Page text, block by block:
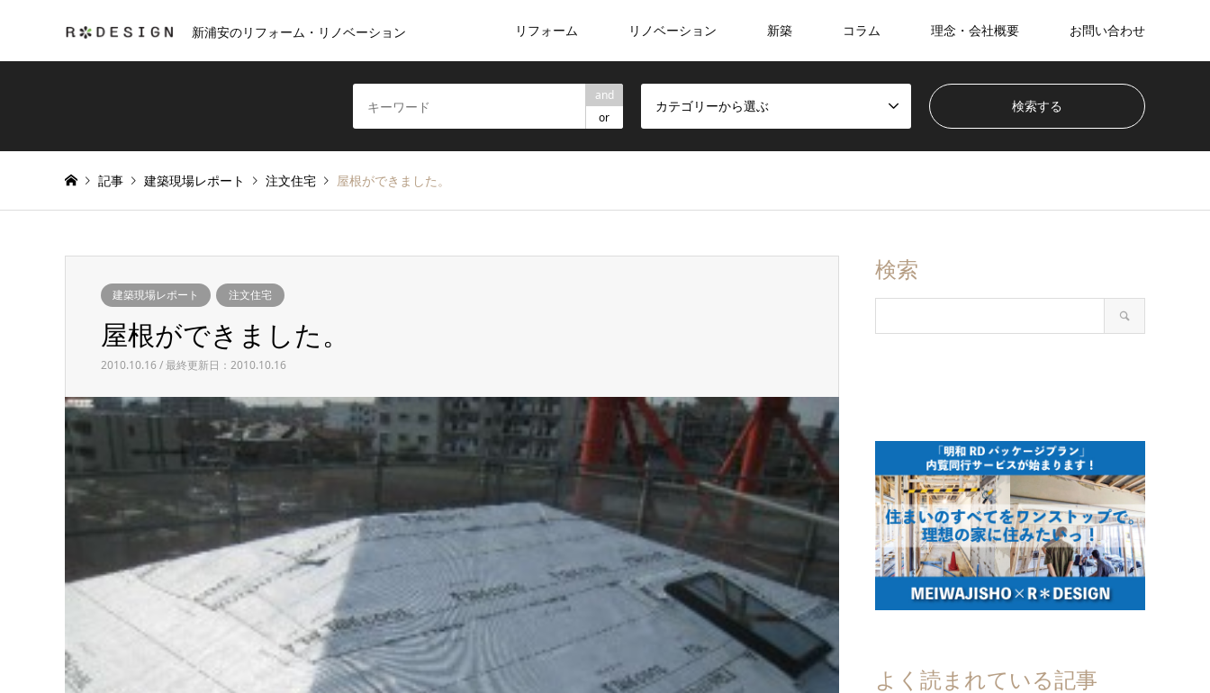
新浦安のリフォーム・リノベーション リフォーム リノベーション 新築 コラム 理念・会社概要 お問い合わせ
and
or
カテゴリーから選ぶ
記事 建築現場レポート 注文住宅 屋根ができました。
建築現場レポート 注文住宅
屋根ができました。
2010.10.16 / 最終更新日：2010.10.16
検索
よく読まれている記事